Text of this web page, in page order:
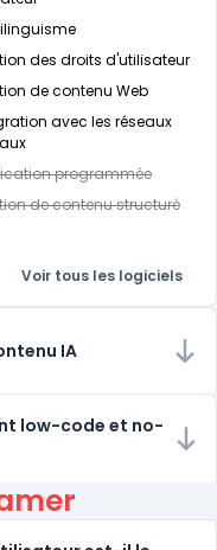
des droits d'utilisateur
de contenu Web
avec les réseaux
programmée
de contenu structuré
Voir tous les logiciels
IA
low-code et no-